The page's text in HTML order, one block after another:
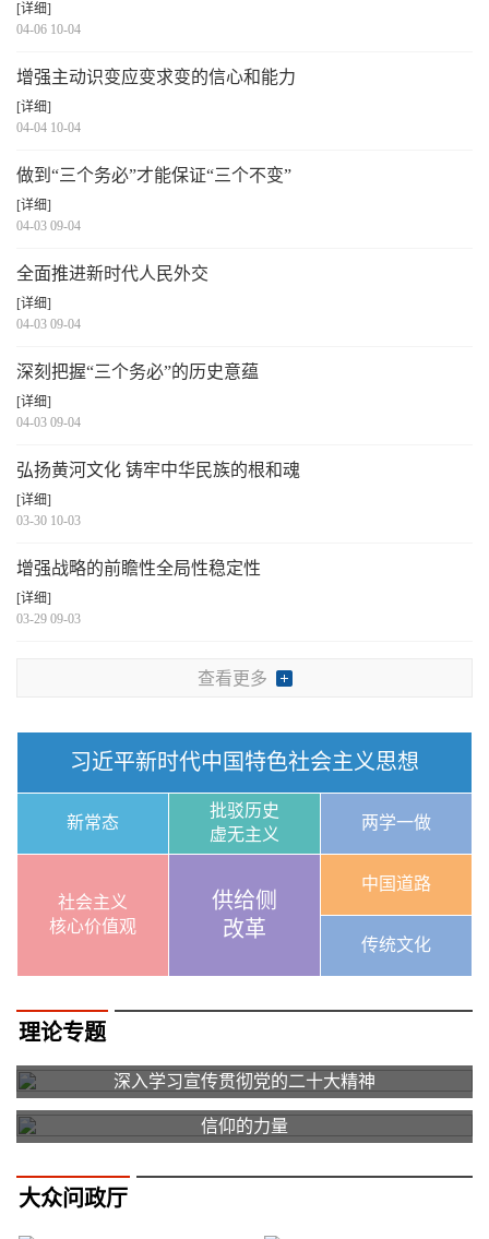
[详细]
04-06 10-04
增强主动识变应变求变的信心和能力
[详细]
04-04 10-04
做到“三个务必”才能保证“三个不变”
[详细]
04-03 09-04
全面推进新时代人民外交
[详细]
04-03 09-04
深刻把握“三个务必”的历史意蕴
[详细]
04-03 09-04
弘扬黄河文化 铸牢中华民族的根和魂
[详细]
03-30 10-03
增强战略的前瞻性全局性稳定性
[详细]
03-29 09-03
查看更多
习近平新时代中国特色社会主义思想
新常态
批驳历史
虚无主义
两学一做
社会主义
核心价值观
供给侧
改革
中国道路
传统文化
理论专题
深入学习宣传贯彻党的二十大精神
信仰的力量
大众问政厅